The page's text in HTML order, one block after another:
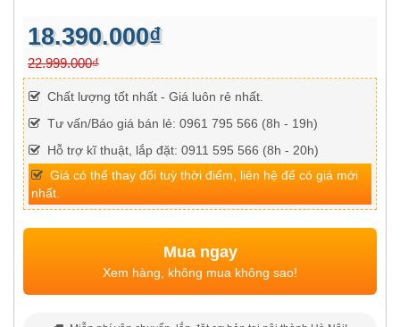
18.390.000₫
22.999.000₫
Chất lượng tốt nhất - Giá luôn rẻ nhất.
Tư vấn/Báo giá bán lẻ: 0961 795 566 (8h - 19h)
Hỗ trợ kĩ thuật, lắp đặt: 0911 595 566 (8h - 20h)
Giá có thể thay đổi tuỳ thời điểm, liên hệ để có giá mới
nhất.
Mua ngay
Xem hàng, không mua không sao!